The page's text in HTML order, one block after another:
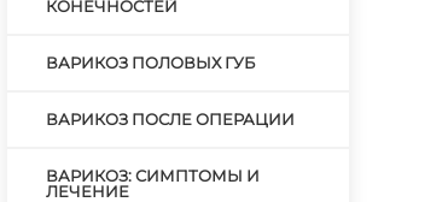
КОНЕЧНОСТЕЙ
ВАРИКОЗ ПОЛОВЫХ ГУБ
ВАРИКОЗ ПОСЛЕ ОПЕРАЦИИ
ВАРИКОЗ: СИМПТОМЫ И
ЛЕЧЕНИЕ